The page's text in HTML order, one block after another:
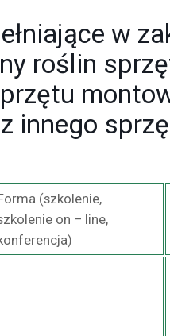
w
roślin
innego
(szkolenie,
on – line,